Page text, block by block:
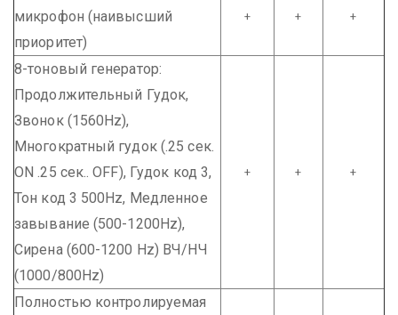
микрофон (наивысший
приоритет)
+ + +
8-тоновый генератор:
Продолжительный Гудок,
Звонок (1560Hz),
Многократный гудок (.25 сек.
ON .25 сек.. OFF), Гудок код 3,
Тон код 3 500Hz, Медленное
завывание (500-1200Hz),
Сирена (600-1200 Hz) ВЧ/НЧ
(1000/800Hz)
+ + +
Полностью контролируемая